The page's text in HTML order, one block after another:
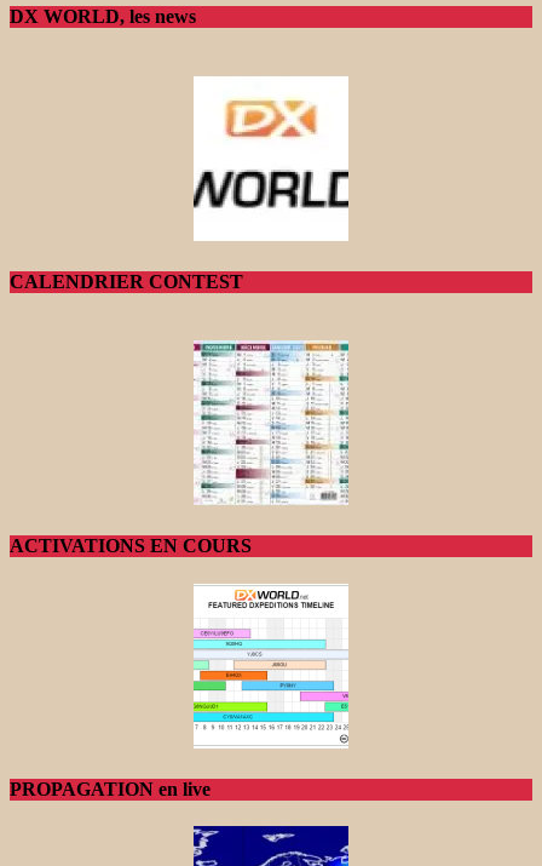
DX WORLD, les news
CALENDRIER CONTEST
ACTIVATIONS EN COURS
PROPAGATION en live